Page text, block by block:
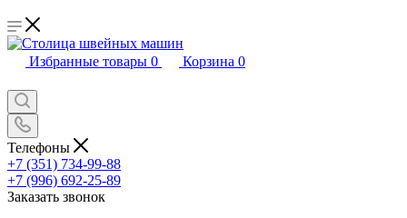
Избранные товары 0 Корзина 0
Телефоны
+7 (351) 734-99-88
+7 (996) 692-25-89
Заказать звонок